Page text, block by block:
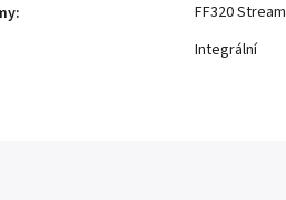
:
FF320 Stream
Integrální